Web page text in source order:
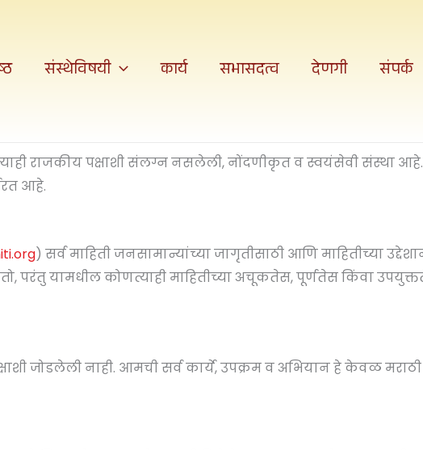
संस्थेविषयी कार्य सभासदत्व देणगी संपर्क
राजकीय पक्षाशी संलग्न नसलेली, नोंदणीकृत व स्वयंसेवी संस्था आहे.
आहे.
) सर्व माहिती जनसामान्यांच्या जागृतीसाठी आणि माहितीच्या
परंतु यामधील कोणत्याही माहितीच्या अचूकतेस, पूर्णतेस किंवा
जोडलेली नाही. आमची सर्व कार्ये, उपक्रम व अभियान हे केवळ